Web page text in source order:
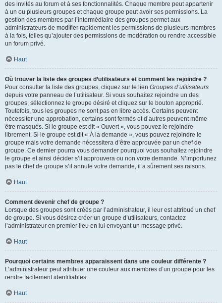
des invités au forum et à ses fonctionnalités. Chaque membre peut appartenir
à un ou plusieurs groupes et chaque groupe peut avoir ses permissions. La
gestion des membres par l’intermédiaire des groupes permet aux
administrateurs de modifier rapidement les permissions de plusieurs membres
à la fois, telles qu’ajouter des permissions de modération ou rendre accessible
un forum privé.
Haut
Où trouver la liste des groupes d’utilisateurs et comment les rejoindre ?
Pour consulter la liste des groupes, cliquez sur le lien Groupes d’utilisateurs
depuis votre panneau de l’utilisateur. Si vous souhaitez rejoindre un des
groupes, sélectionnez le groupe désiré et cliquez sur le bouton approprié.
Toutefois, tous les groupes ne sont pas en libre accès. Certains peuvent
nécessiter une approbation, certains sont fermés et d’autres peuvent même
être masqués. Si le groupe est dit « Ouvert », vous pouvez le rejoindre
librement. Si le groupe est dit « À la demande », vous pouvez rejoindre le
groupe mais votre demande nécessitera d’être approuvée par un chef de
groupe. Ce dernier pourra vous demander pourquoi vous souhaitez rejoindre
le groupe et ainsi décider s’il approuvera ou non votre demande. N’importunez
pas le chef de groupe s’il annule votre demande, il a sûrement ses raisons.
Haut
Comment devenir chef de groupe ?
Lorsque des groupes sont créés par l’administrateur, il leur est attribué un chef
de groupe. Si vous désirez créer un groupe d’utilisateurs, contactez
l’administrateur en premier lieu en lui envoyant un message privé.
Haut
Pourquoi certains membres apparaissent dans une couleur différente ?
L’administrateur peut attribuer une couleur aux membres d’un groupe pour les
rendre facilement identifiables.
Haut